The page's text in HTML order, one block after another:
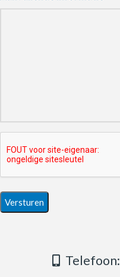
Telefoon: